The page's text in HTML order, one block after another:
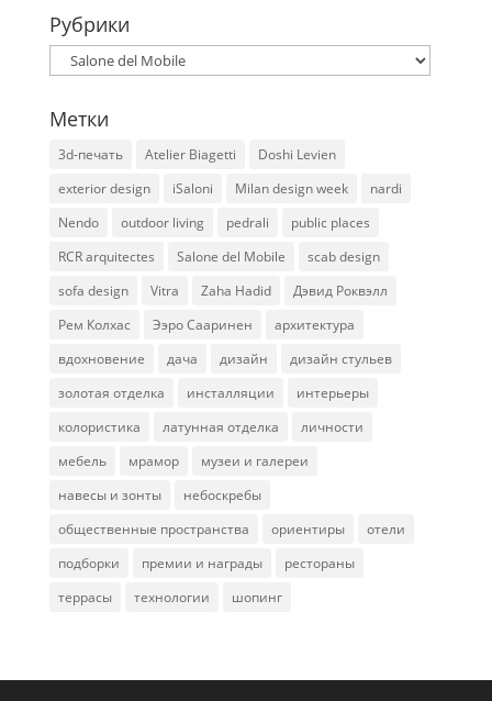
Рубрики
Рубрики
Метки
3d-печать Atelier Biagetti
Doshi Levien
exterior design
iSaloni Milan design week
nardi
Nendo
outdoor living pedrali
public places
RCR arquitectes
Salone del Mobile
scab design
sofa design
Vitra Zaha Hadid
Дэвид Роквэлл
Рем Колхас
Ээро Сааринен
архитектура
вдохновение
дача дизайн
дизайн стульев
золотая отделка
инсталляции
интерьеры
колористика
латунная отделка
личности
мебель
мрамор
музеи и галереи
навесы и зонты
небоскребы
общественные пространства
ориентиры
отели
подборки
премии и награды
рестораны
террасы
технологии шопинг